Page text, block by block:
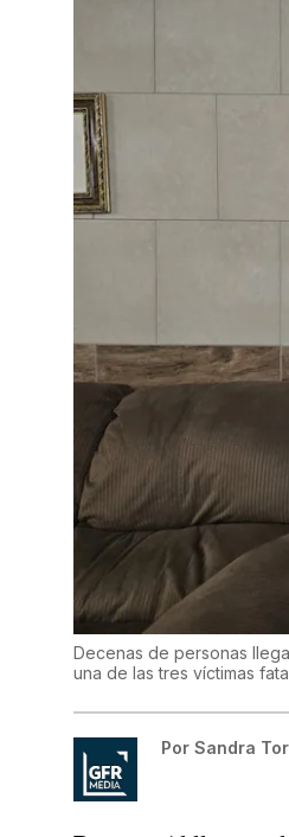
Decenas de personas
una de las tres víctimas
Por Sandra